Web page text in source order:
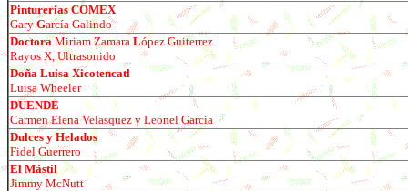
Pinturerías COMEX
GaryGarcía Galindo
DoctoraMiriam Zamara López Guiterrez
Rayos X, Ultrasonido
Doña Luisa Xicotencatl
Luisa Wheeler
DUENDE
Carmen Elena Velasquez y Leonel Garcia
Dulces y Helados
Fidel Guerrero
El Mástil
Jimmy McNutt